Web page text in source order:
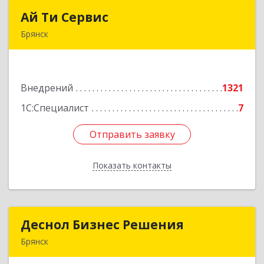
Ай Ти Сервис
Брянск
Внедрений
1321
1С:Специалист
7
Отправить заявку
Показать контакты
Подробнее
Отправить заявку
Назад
Деснол Бизнес Решения
Брянск
Деснол Бизнес Решения